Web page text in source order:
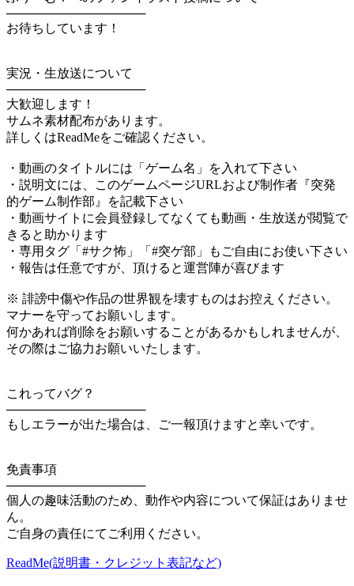
────────────────
お待ちしています！
実況・生放送について
────────────────
大歓迎します！
サムネ素材配布があります。
詳しくはReadMeをご確認ください。
・動画のタイトルには「ゲーム名」を入れて下さい
・説明文には、このゲームページURLおよび制作者『突発
的ゲーム制作部』を記載下さい
・動画サイトに会員登録してなくても動画・生放送が閲覧で
きると助かります
・専用タグ「#サク怖」「#突ゲ部」もご自由にお使い下さい
・報告は任意ですが、頂けると運営陣が喜びます
※ 誹謗中傷や作品の世界観を壊すものはお控えください。
マナーを守ってお願いします。
何かあれば削除をお願いすることがあるかもしれませんが、
その際はご協力お願いいたします。
これってバグ？
────────────────
もしエラーが出た場合は、ご一報頂けますと幸いです。
免責事項
────────────────
個人の趣味活動のため、動作や内容について保証はありませ
ん。
ご自身の責任にてご利用ください。
ReadMe(説明書・クレジット表記など)